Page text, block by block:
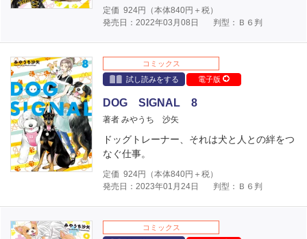
定価 924円（本体840円＋税）
発売日：2022年03月08日
判型：Ｂ６判
コミックス
試し読みをする
電子版
DOG SIGNAL 8
著者 みやうち 沙矢
ドッグトレーナー、それは犬と人との絆をつ
なぐ仕事。
定価 924円（本体840円＋税）
発売日：2023年01月24日
判型：Ｂ６判
コミックス